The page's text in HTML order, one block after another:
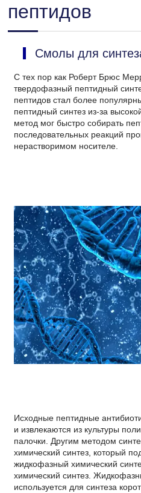
пептидов
Смолы для
С тех пор как Роберт Брюс
твердофазный пептидный
пептидов стал более
пептидный синтез из-за
метод мог быстро собирать
последовательных реакций
нерастворимом носителе.
Исходные пептидные
и извлекаются из культуры
палочки. Другим методом
химический синтез, который
жидкофазный химический
химический синтез.
используется для синтеза